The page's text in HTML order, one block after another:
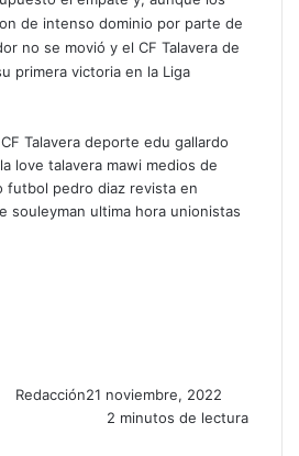
de intenso dominio por parte de
no se movió y el CF Talavera de
primera victoria en la Liga
CF Talavera deporte edu gallardo
love talavera mawi medios de
futbol pedro diaz revista en
souleyman ultima hora unionistas
Redacción21 noviembre, 2022
2 minutos de lectura